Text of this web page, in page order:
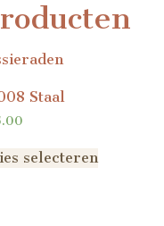
Staal
selecteren